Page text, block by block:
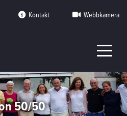
Kontakt Webbkamera
50/50